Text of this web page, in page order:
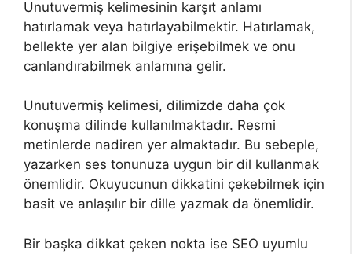
Unutuvermiş kelimesinin karşıt anlamı
hatırlamak veya hatırlayabilmektir. Hatırlamak,
bellekte yer alan bilgiye erişebilmek ve onu
canlandırabilmek anlamına gelir.
Unutuvermiş kelimesi, dilimizde daha çok
konuşma dilinde kullanılmaktadır. Resmi
metinlerde nadiren yer almaktadır. Bu sebeple,
yazarken ses tonunuza uygun bir dil kullanmak
önemlidir. Okuyucunun dikkatini çekebilmek için
basit ve anlaşılır bir dille yazmak da önemlidir.
Bir başka dikkat çeken nokta ise SEO uyumlu